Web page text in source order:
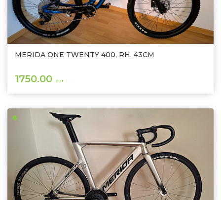
MERIDA ONE TWENTY 400, RH. 43CM
1750.00 CHF